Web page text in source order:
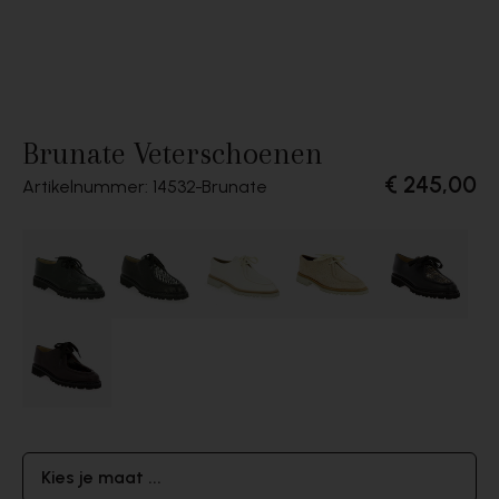
Brunate Veterschoenen
Artikelnummer: 14532 Brunate € 245,00
Kies je maat ...